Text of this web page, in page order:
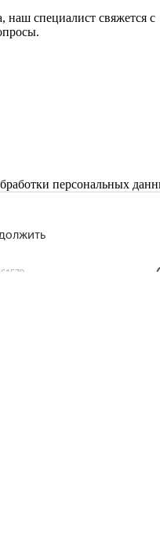
наш специалист свяжется с
персональных